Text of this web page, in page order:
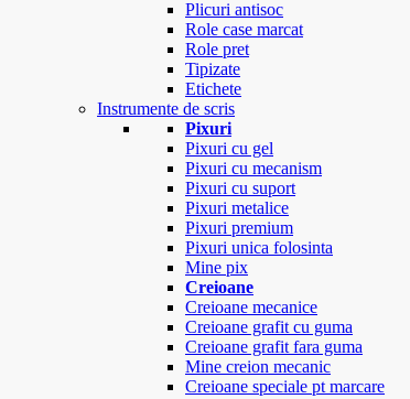
Plicuri antisoc
Role case marcat
Role pret
Tipizate
Etichete
Instrumente de scris
Pixuri
Pixuri cu gel
Pixuri cu mecanism
Pixuri cu suport
Pixuri metalice
Pixuri premium
Pixuri unica folosinta
Mine pix
Creioane
Creioane mecanice
Creioane grafit cu guma
Creioane grafit fara guma
Mine creion mecanic
Creioane speciale pt marcare